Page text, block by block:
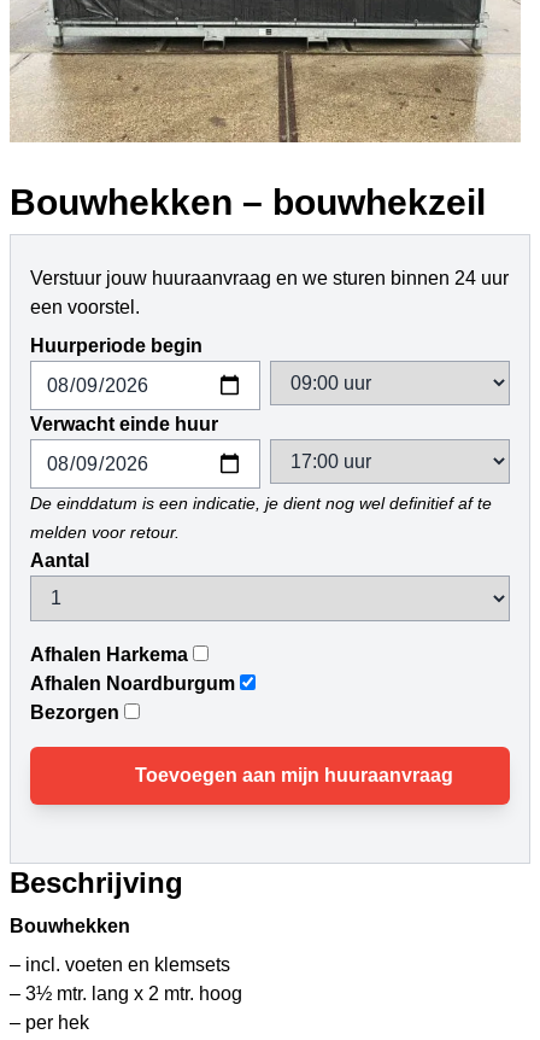
Bouwhekken – bouwhekzeil
Verstuur jouw huuraanvraag en we sturen binnen 24 uur
een voorstel.
Huurperiode begin
Verwacht einde huur
De einddatum is een indicatie, je dient nog wel definitief af te
melden voor retour.
Aantal
Afhalen Harkema
Afhalen Noardburgum
Bezorgen
Toevoegen aan mijn huuraanvraag
Beschrijving
Bouwhekken
– incl. voeten en klemsets
– 3½ mtr. lang x 2 mtr. hoog
– per hek